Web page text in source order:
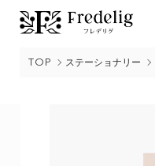
TOP ステーショナリー